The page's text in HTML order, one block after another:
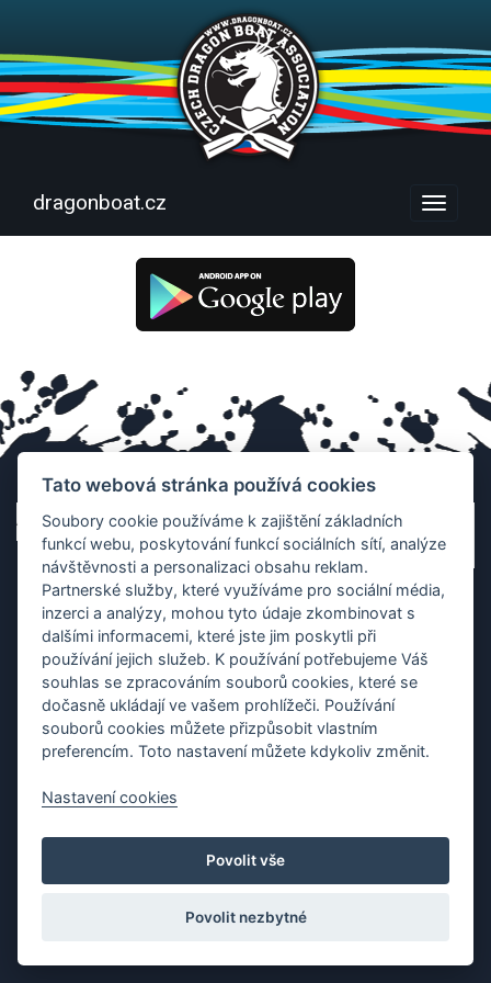
Menu
dragonboat.cz
Ochrana os. údajů | Cookies | Kontakt |
závodů
Tato webová stránka používá cookies
Soubory cookie používáme k zajištění základních
funkcí webu, poskytování funkcí sociálních sítí, analýze
návštěvnosti a personalizaci obsahu reklam.
Partnerské služby, které využíváme pro sociální média,
inzerci a analýzy, mohou tyto údaje zkombinovat s
dalšími informacemi, které jste jim poskytli při
používání jejich služeb. K používání potřebujeme Váš
souhlas se zpracováním souborů cookies, které se
dočasně ukládají ve vašem prohlížeči. Používání
souborů cookies můžete přizpůsobit vlastním
preferencím. Toto nastavení můžete kdykoliv změnit.
Nastavení cookies
Povolit vše
Povolit nezbytné